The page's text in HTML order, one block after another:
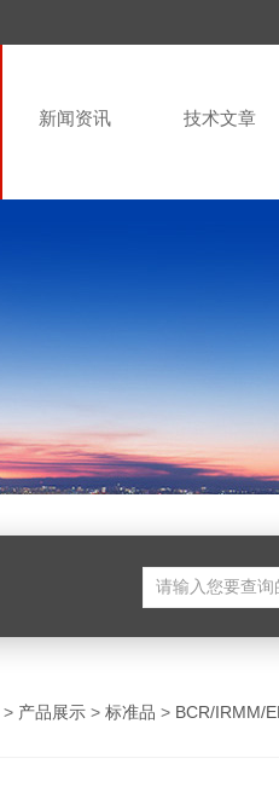
新闻资讯 技术文章
> 产品展示 > 标准品 > BCR/IRMM/